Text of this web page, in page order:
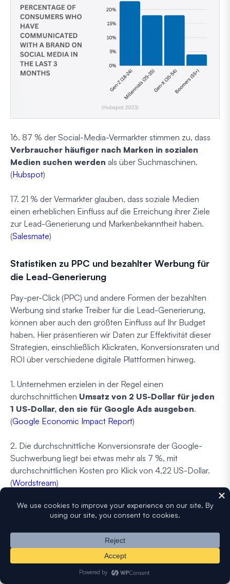
16. 87 % der Social-Media-Vermarkter stimmen zu, dass
Verbraucher häufiger nach Marken in sozialen
Medien suchen werden als über Suchmaschinen.
(Hubspot)
17. 21 % der Vermarkter glauben, dass soziale Medien
einen erheblichen Einfluss auf die Erreichung ihrer Ziele
zur Lead-Generierung und Markenbekanntheit haben.
(Salesmate)
Statistiken zu PPC und bezahlter Werbung für
die Lead-Generierung
Pay-per-Click (PPC) und andere Formen der bezahlten
Werbung sind starke Treiber für die Lead-Generierung,
können aber auch den größten Einfluss auf Ihr Budget
haben. Hier präsentieren wir Daten zur Effektivität dieser
Strategien, einschließlich Klickraten, Konversionsraten und
ROI über verschiedene digitale Plattformen hinweg.
1. Unternehmen erzielen in der Regel einen
durchschnittlichen Umsatz von 2 US-Dollar für jeden
1 US-Dollar, den sie für Google Ads ausgeben.
(Google Economic Impact Report)
2. Die durchschnittliche Konversionsrate der Google-
Suchwerbung liegt bei etwas mehr als 7 %, mit
durchschnittlichen Kosten pro Klick von 4,22 US-Dollar.
(Wordstream)